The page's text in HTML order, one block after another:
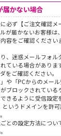
届かない場合
必ず【ご注文確認メ
が届かないお客様は
容をご確認くださ
、迷惑メールフォル
ている場合がありま
をご確認ください。
や「PCからのメー
ブロックされている
きるように受信設定
いうドメインを許
との設定方法につい